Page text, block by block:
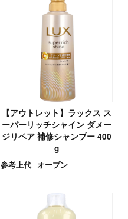
【アウトレット】ラックス ス
ーパーリッチシャイン ダメー
ジリペア 補修シャンプー 400
g
参考上代 オープン